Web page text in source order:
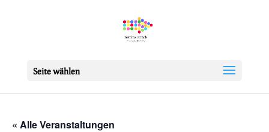
Seite wählen
« Alle Veranstaltungen